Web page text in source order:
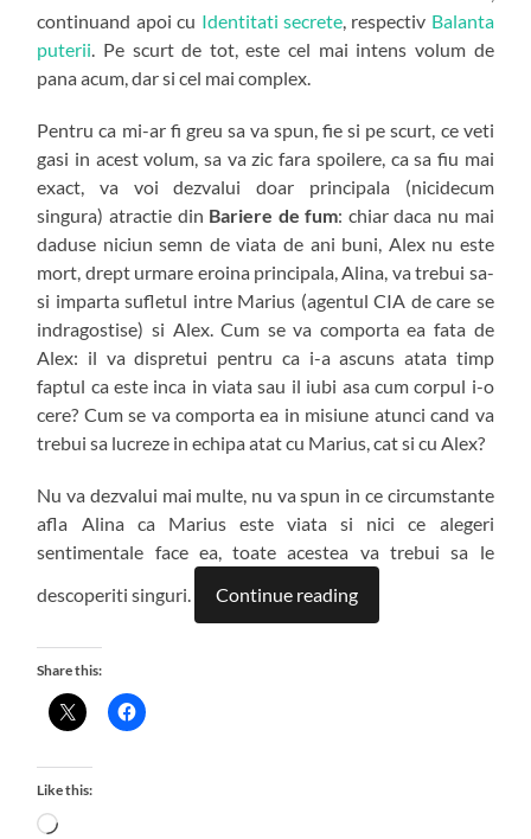
continuand apoi cu Identitati secrete, respectiv Balanta
puterii . Pe scurt de tot, este cel mai intens volum de
pana acum, dar si cel mai complex.
Pentru ca mi-ar fi greu sa va spun, fie si pe scurt, ce veti
gasi in acest volum, sa va zic fara spoilere, ca sa fiu mai
exact, va voi dezvalui doar principala (nicidecum
singura) atractie din Bariere de fum: chiar daca nu mai
daduse niciun semn de viata de ani buni, Alex nu este
mort, drept urmare eroina principala, Alina, va trebui sa-
si imparta sufletul intre Marius (agentul CIA de care se
indragostise) si Alex. Cum se va comporta ea fata de
Alex: il va dispretui pentru ca i-a ascuns atata timp
faptul ca este inca in viata sau il iubi asa cum corpul i-o
cere? Cum se va comporta ea in misiune atunci cand va
trebui sa lucreze in echipa atat cu Marius, cat si cu Alex?
Nu va dezvalui mai multe, nu va spun in ce circumstante
afla Alina ca Marius este viata si nici ce alegeri
sentimentale face ea, toate acestea va trebui sa le
descoperiti singuri.
Continue reading
Share this:
Like this:
Loading…